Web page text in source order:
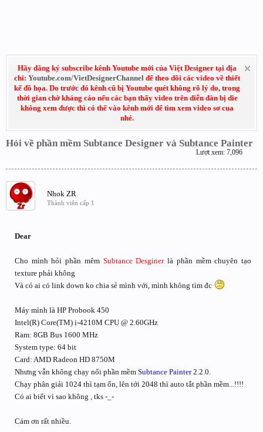
Hãy đăng ký subscribe kênh Youtube mới của Việt Designer tại địa
chỉ: Youtube.com/VietDesignerChannel để theo dõi các video về thiết
kế đồ họa. Do trước đó kênh cũ bị Youtube quét không rõ lý do, trong
thời gian chờ kháng cáo nếu các bạn thấy video trên diễn đàn bị die
không xem được thì có thể vào kênh mới để tìm xem video sơ cua
nhé.
Hỏi về phần mềm Subtance Designer và Subtance Painter
Lượt xem: 7,096
Nhok ZR
Thành viên cấp 1
Dear
Cho mình hỏi phần mêm Subtance Desginerlà phần mềm chuyên tạo
texture phải không
Và có ai có link down ko chia sẻ mình với, mình không tìm đc
Máy mình là HP Probook 450
Intel(R) Core(TM) ị-4210M CPU @ 2.60GHz
Ram: 8GB Bus 1600 MHz
System type: 64 bit
Card: AMD Radeon HD 8750M
Nhưng vẫn không chạy nổi phần mềm Subtance Painter2.2.0.
Chạy phân giải 1024 thì tạm ổn, lên tới 2048 thì auto tắt phần mềm...!!!!
Có ai biết vì sao không , tks -_-
Cám ơn rất nhiều.